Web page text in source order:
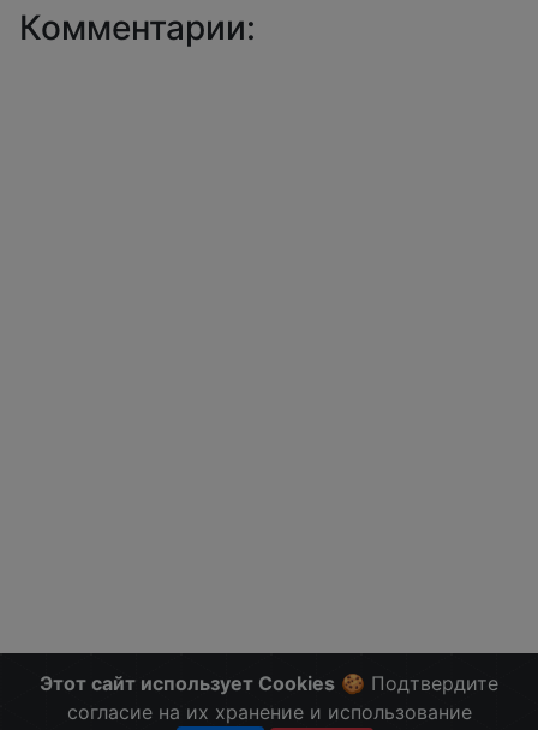
Комментарии:
Этот сайт использует Cookies 🍪 Подтвердите
согласие на их хранение и использование